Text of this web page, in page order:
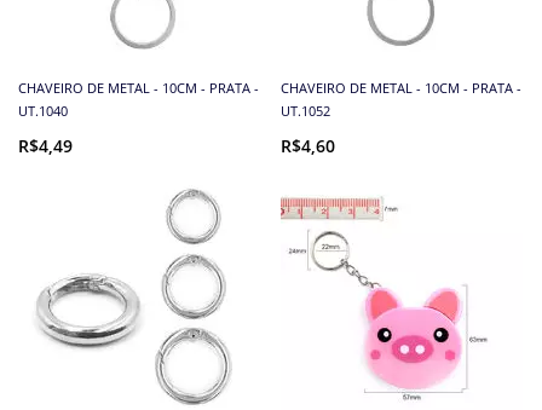
CHAVEIRO DE METAL - 10CM - PRATA -
UT.1040
R$4,49
CHAVEIRO DE METAL - 10CM - PRATA -
UT.1052
R$4,60